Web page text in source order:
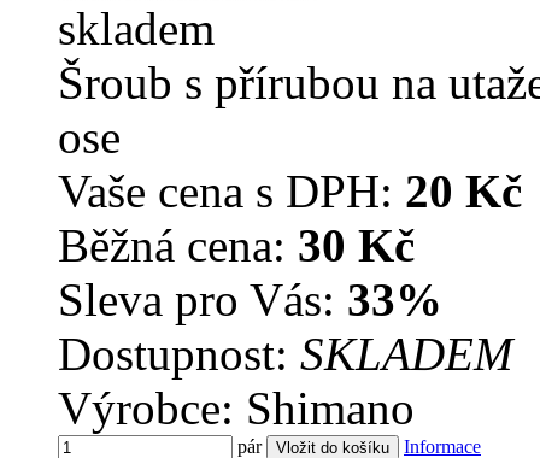
skladem
Šroub s přírubou na
ose
Vaše cena s DPH: 20 Kč
Běžná cena: 30 Kč
Sleva pro Vás: 33%
Dostupnost: SKLADEM
Výrobce: Shimano
pár Informace